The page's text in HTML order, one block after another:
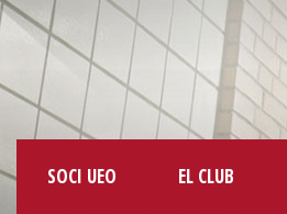
SOCI UEO EL CLUB